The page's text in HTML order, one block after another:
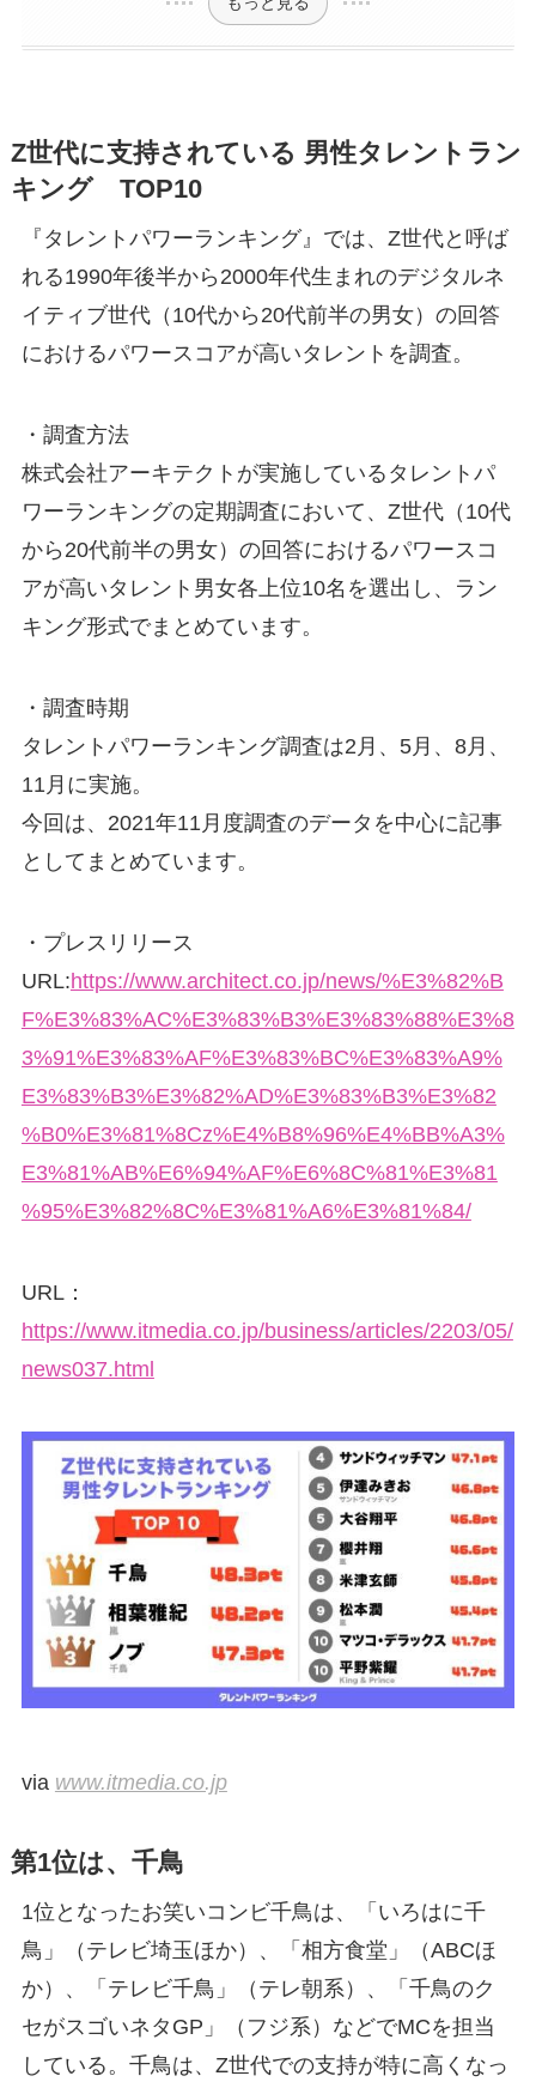
Z世代に支持されている 男性タレントラン
キング TOP10
『タレントパワーランキング』では、Z世代と呼ば
れる1990年後半から2000年代生まれのデジタルネ
イティブ世代（10代から20代前半の男女）の回答
におけるパワースコアが高いタレントを調査。
・調査方法
株式会社アーキテクトが実施しているタレントパ
ワーランキングの定期調査において、Z世代（10代
から20代前半の男女）の回答におけるパワースコ
アが高いタレント男女各上位10名を選出し、ラン
キング形式でまとめています。
・調査時期
タレントパワーランキング調査は2月、5月、8月、
11月に実施。
今回は、2021年11月度調査のデータを中心に記事
としてまとめています。
・プレスリリース
URL:https://www.architect.co.jp/news/%E3%82%B
F%E3%83%AC%E3%83%B3%E3%83%88%E3%8
3%91%E3%83%AF%E3%83%BC%E3%83%A9%
E3%83%B3%E3%82%AD%E3%83%B3%E3%82
%B0%E3%81%8Cz%E4%B8%96%E4%BB%A3%
E3%81%AB%E6%94%AF%E6%8C%81%E3%81
%95%E3%82%8C%E3%81%A6%E3%81%84/
URL：
https://www.itmedia.co.jp/business/articles/2203/05/
news037.html
via www.itmedia.co.jp
第1位は、千鳥
1位となったお笑いコンビ千鳥は、「いろはに千
鳥」（テレビ埼玉ほか）、「相方食堂」（ABCほ
か）、「テレビ千鳥」（テレ朝系）、「千鳥のク
セがスゴいネタGP」（フジ系）などでMCを担当
している。千鳥は、Z世代での支持が特に高くなっ